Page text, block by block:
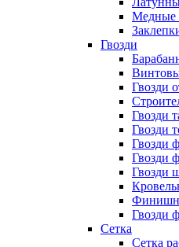
Медные
Гвозди
Гвозди
Гвозди
Гвозди
Гвозди
Гвозди
Гвозди
Гвозди
Сетка
Сетка